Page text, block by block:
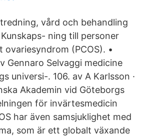
vård och behandling
ning till personer
ovariesyndrom (PCOS). •
Gennaro Selvaggi medicine
universi-. 106. av A Karlsson ·
Akademin vid Göteborgs
för invärtesmedicin
har även samsjuklighet med
som är ett globalt växande